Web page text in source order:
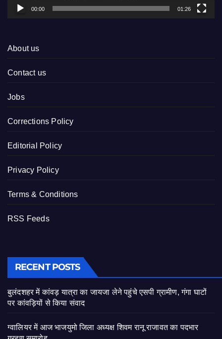
00:00 01:26
About us
Contact us
Jobs
Corrections Policy
Editorial Policy
Privacy Policy
Terms & Conditions
RSS Feeds
RECENT POSTS
बुलंदशहर में कांवड़ यात्रा का जायजा लेने पहुंचे एसपी ग्रामीण, गंगा घाटों
पर कांवड़ियों से किया संवाद
ग्वालियर में आज भाजयुमो जिला अध्यक्ष शिवम रानू राजावत का पदभार